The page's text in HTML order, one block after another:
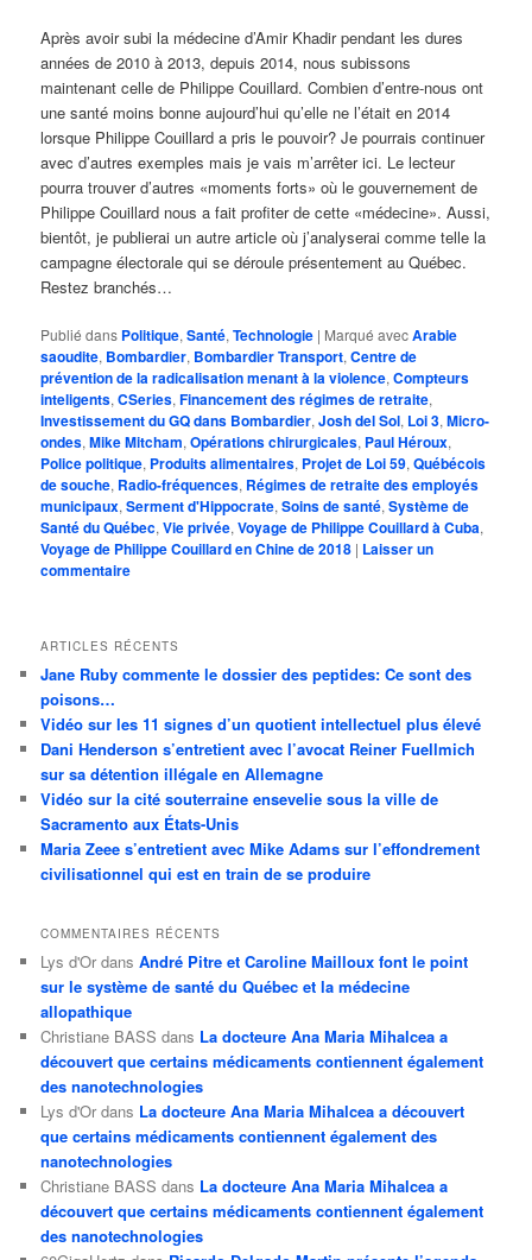
Après avoir subi la médecine d’Amir Khadir pendant les dures
années de 2010 à 2013, depuis 2014, nous subissons
maintenant celle de Philippe Couillard. Combien d’entre-nous ont
une santé moins bonne aujourd’hui qu’elle ne l’était en 2014
lorsque Philippe Couillard a pris le pouvoir? Je pourrais continuer
avec d’autres exemples mais je vais m’arrêter ici. Le lecteur
pourra trouver d’autres «moments forts» où le gouvernement de
Philippe Couillard nous a fait profiter de cette «médecine». Aussi,
bientôt, je publierai un autre article où j’analyserai comme telle la
campagne électorale qui se déroule présentement au Québec.
Restez branchés…
Publié dans Politique,Santé,Technologie | Marqué avecArabie
saoudite, Bombardier, Bombardier Transport,Centre de
prévention de la radicalisation menant à la violence,Compteurs
inteligents,CSeries,Financement des régimes de retraite,
Investissement du GQ dans Bombardier,Josh del Sol, Loi 3,Micro-
ondes,Mike Mitcham,Opérations chirurgicales, Paul Héroux,
Police politique, Produits alimentaires, Projet de Loi 59,Québécois
de souche, Radio-fréquences, Régimes de retraite des employés
municipaux,Serment d'Hippocrate,Soins de santé,Système de
Santé du Québec,Vie privée,Voyage de Philippe Couillard à Cuba,
Voyage de Philippe Couillard en Chine de 2018 | Laisser un
commentaire
ARTICLES RÉCENTS
Jane Ruby commente le dossier des peptides: Ce sont des
poisons…
Vidéo sur les 11 signes d’un quotient intellectuel plus élevé
Dani Henderson s’entretient avec l’avocat Reiner Fuellmich
sur sa détention illégale en Allemagne
Vidéo sur la cité souterraine ensevelie sous la ville de
Sacramento aux États-Unis
Maria Zeee s’entretient avec Mike Adams sur l’effondrement
civilisationnel qui est en train de se produire
COMMENTAIRES RÉCENTS
Lys d'Or dansAndré Pitre et Caroline Mailloux font le point
sur le système de santé du Québec et la médecine
allopathique
Christiane BASS dans La docteure Ana Maria Mihalcea a
découvert que certains médicaments contiennent également
des nanotechnologies
Lys d'Or dans La docteure Ana Maria Mihalcea a découvert
que certains médicaments contiennent également des
nanotechnologies
Christiane BASS dans La docteure Ana Maria Mihalcea a
découvert que certains médicaments contiennent également
des nanotechnologies